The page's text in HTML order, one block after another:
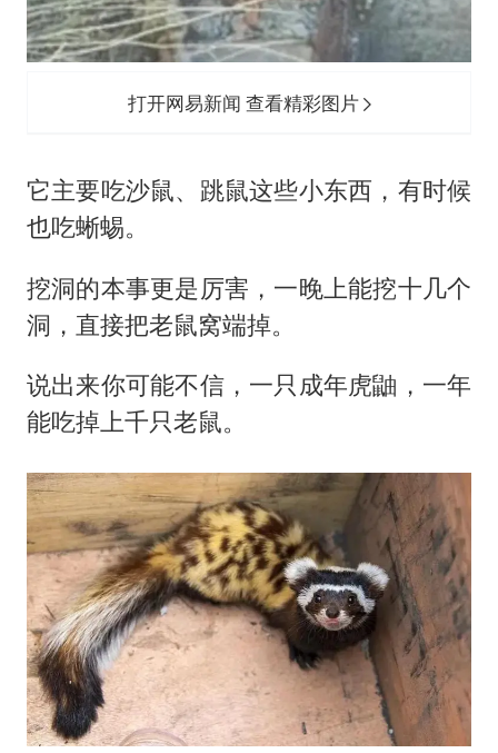
打开网易新闻 查看精彩图片
它主要吃沙鼠、跳鼠这些小东西，有时候
也吃蜥蜴。
挖洞的本事更是厉害，一晚上能挖十几个
洞，直接把老鼠窝端掉。
说出来你可能不信，一只成年虎鼬，一年
能吃掉上千只老鼠。